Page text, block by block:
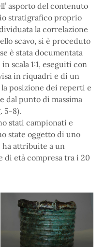
asporto del contenuto
stratigrafico proprio
la correlazione
scavo, si è proceduto
è stata documentata
scala 1:1, eseguiti con
in riquadri e di un
posizione dei reperti e
dal punto di massima
5-8).
stati campionati e
state oggetto di uno
attribuite a un
di età compresa tra i 20